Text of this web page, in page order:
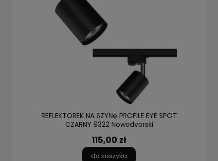
REFLEKTOREK NA SZYNę PROFILE EYE SPOT
CZARNY 9322 Nowodvorski
115,00 zł
do koszyka